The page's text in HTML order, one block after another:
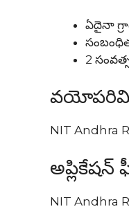
ఏదైనా
2
NIT Andhra
అప్లికేషన్
NIT Andhra